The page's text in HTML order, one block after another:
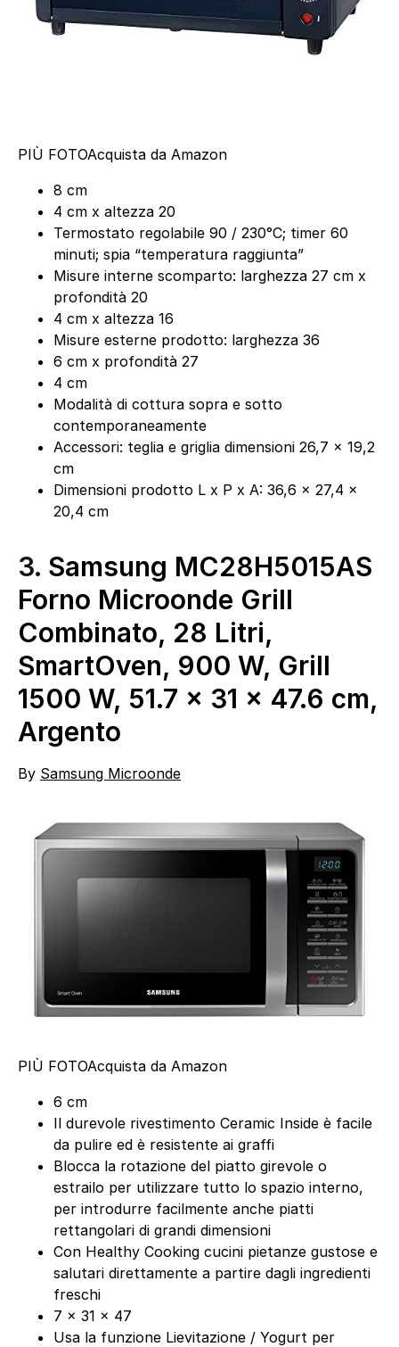
PIÙ FOTOAcquista da Amazon
8 cm
4 cm x altezza 20
Termostato regolabile 90 / 230°C; timer 60
minuti; spia “temperatura raggiunta”
Misure interne scomparto: larghezza 27 cm x
profondità 20
4 cm x altezza 16
Misure esterne prodotto: larghezza 36
6 cm x profondità 27
4 cm
Modalità di cottura sopra e sotto
contemporaneamente
Accessori: teglia e griglia dimensioni 26,7 x 19,2
cm
Dimensioni prodotto L x P x A: 36,6 x 27,4 x
20,4 cm
3. Samsung MC28H5015AS
Forno Microonde Grill
Combinato, 28 Litri,
SmartOven, 900 W, Grill
1500 W, 51.7 x 31 x 47.6 cm,
Argento
By Samsung Microonde
PIÙ FOTOAcquista da Amazon
6 cm
Il durevole rivestimento Ceramic Inside è facile
da pulire ed è resistente ai graffi
Blocca la rotazione del piatto girevole o
estrailo per utilizzare tutto lo spazio interno,
per introdurre facilmente anche piatti
rettangolari di grandi dimensioni
Con Healthy Cooking cucini pietanze gustose e
salutari direttamente a partire dagli ingredienti
freschi
7 x 31 x 47
Usa la funzione Lievitazione / Yogurt per